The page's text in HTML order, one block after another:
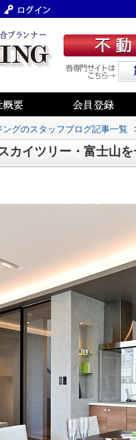
グのスタッフブログ記事一覧
カイツリー・富士山